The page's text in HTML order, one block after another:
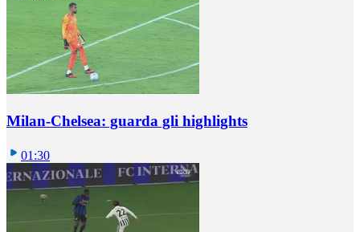
Milan-Chelsea: guarda gli highlights
01:30